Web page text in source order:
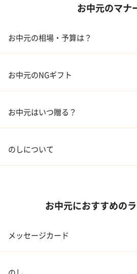
03 ギフトカタログ
お中元のマナ
お中元の相場・予算は？
02 兄弟、姉妹
04 会社の上司
お中元のNGギフト
お中元はいつ贈る？
のしについて
お中元におすすめの
メッセージカード